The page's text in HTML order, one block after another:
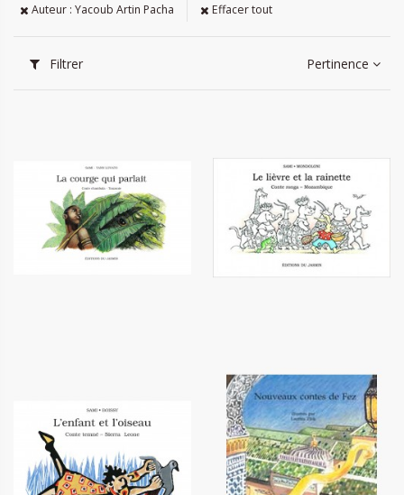
Auteur : Yacoub Artin Pacha
Effacer tout
Filtrer Pertinence
La courge qui parlait
6,10 €
Le lièvre et la rainette
6,10 €
L'enfant et l'oiseau
6,10 €
Nouveaux contes de Fez
12,20 €